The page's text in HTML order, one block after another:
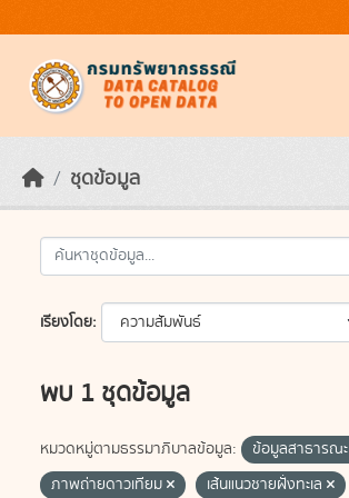
ชุดข้อมูล
เรียงโดย
พบ 1 ชุดข้อมูล
หมวดหมู่ตามธรรมาภิบาลข้อมูล: ข้อมูลสาธารณะ
ภาพถ่ายดาวเทียม
เส้นแนวชายฝั่งทะเล